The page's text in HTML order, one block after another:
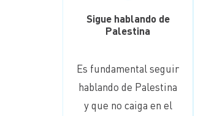
Sigue hablando de
Palestina
Es fundamental seguir
hablando de Palestina
y que no caiga en el